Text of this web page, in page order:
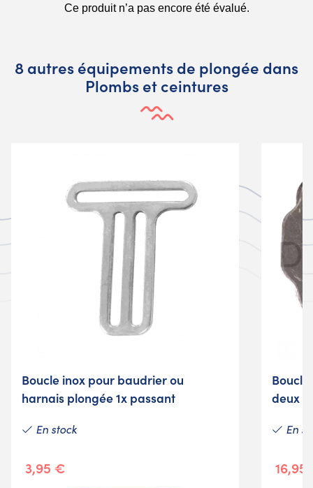
8 autres équipements de plongée dans
Plombs et ceintures
Boucle inox pour baudrier ou
harnais plongée 1x passant
En stock
3,95 €
deux
En
16,95